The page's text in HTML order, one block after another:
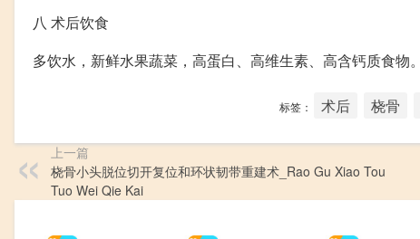
八 术后饮食
多饮水，新鲜水果蔬菜，高蛋白、高维生素、高含钙质食物。
标签： 术后 桡骨
上一篇
桡骨小头脱位切开复位和环状韧带重建术_Rao Gu Xiao Tou
Tuo Wei Qie Kai